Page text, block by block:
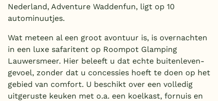
Nederland, Adventure Waddenfun, ligt op 10
autominuutjes.
Wat meteen al een groot avontuur is, is overnachten
in een luxe safaritent op Roompot Glamping
Lauwersmeer. Hier beleeft u dat echte buitenleven-
gevoel, zonder dat u concessies hoeft te doen op het
gebied van comfort. U beschikt over een volledig
uitgeruste keuken met o.a. een koelkast, fornuis en